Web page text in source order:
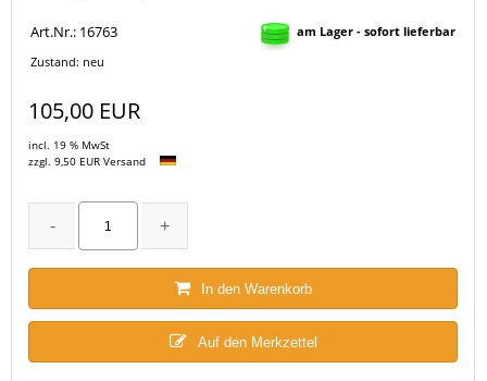
Art.Nr.: 16763
Zustand: neu
am Lager - sofort lieferbar
105,00 EUR
incl. 19 % MwSt
zzgl. 9,50 EUR Versand
In den Warenkorb
Auf den Merkzettel